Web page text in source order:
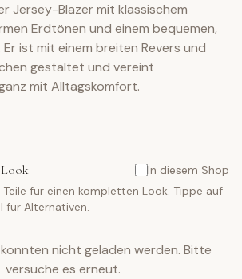
Jersey-Blazer mit klassischem
Erdtönen und einem bequemen,
Er ist mit einem breiten Revers und
gestaltet und vereint
mit Alltagskomfort.
In diesem Shop
für einen kompletten Look. Tippe auf
für Alternativen.
nicht geladen werden. Bitte
versuche es erneut.